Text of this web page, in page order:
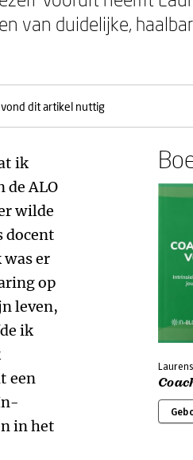
van duidelijke,
dit artikel nuttig
ik
de ALO
wilde
docent
er
op
leven,
ik
een
in het